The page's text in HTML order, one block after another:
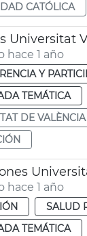
CATÓLICA
Universitat
hace 1 año
Y
TEMÁTICA
DE VALÈNCIA
hace 1 año
SALUD
TEMÁTICA